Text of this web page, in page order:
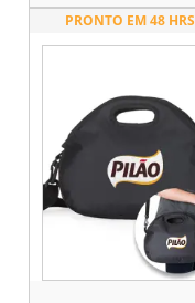
PRONTO EM 48 HRS